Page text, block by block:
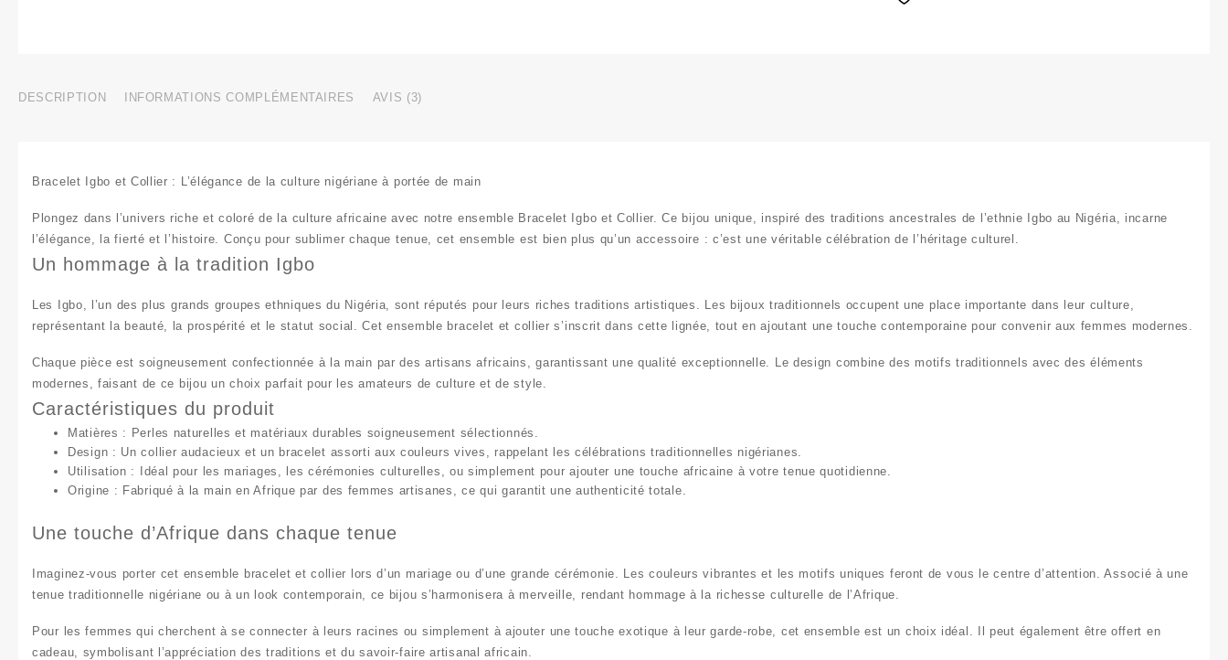
DESCRIPTION INFORMATIONS COMPLÉMENTAIRES AVIS (3)
Bracelet Igbo et Collier : L’élégance de la culture nigériane à portée de main
Plongez dans l’univers riche et coloré de la culture africaine avec notre ensemble Bracelet Igbo et Collier. Ce bijou unique, inspiré des traditions ancestrales de l’ethnie Igbo au Nigéria, incarne
l’élégance, la fierté et l’histoire. Conçu pour sublimer chaque tenue, cet ensemble est bien plus qu’un accessoire : c’est une véritable célébration de l’héritage culturel.
Un hommage à la tradition Igbo
Les Igbo, l’un des plus grands groupes ethniques du Nigéria, sont réputés pour leurs riches traditions artistiques. Les bijoux traditionnels occupent une place importante dans leur culture,
représentant la beauté, la prospérité et le statut social. Cet ensemble bracelet et collier s’inscrit dans cette lignée, tout en ajoutant une touche contemporaine pour convenir aux femmes modernes.
Chaque pièce est soigneusement confectionnée à la main par des artisans africains, garantissant une qualité exceptionnelle. Le design combine des motifs traditionnels avec des éléments
modernes, faisant de ce bijou un choix parfait pour les amateurs de culture et de style.
Caractéristiques du produit
Matières : Perles naturelles et matériaux durables soigneusement sélectionnés.
Design : Un collier audacieux et un bracelet assorti aux couleurs vives, rappelant les célébrations traditionnelles nigérianes.
Utilisation : Idéal pour les mariages, les cérémonies culturelles, ou simplement pour ajouter une touche africaine à votre tenue quotidienne.
Origine : Fabriqué à la main en Afrique par des femmes artisanes, ce qui garantit une authenticité totale.
Une touche d’Afrique dans chaque tenue
Imaginez-vous porter cet ensemble bracelet et collier lors d’un mariage ou d’une grande cérémonie. Les couleurs vibrantes et les motifs uniques feront de vous le centre d’attention. Associé à une
tenue traditionnelle nigériane ou à un look contemporain, ce bijou s’harmonisera à merveille, rendant hommage à la richesse culturelle de l’Afrique.
Pour les femmes qui cherchent à se connecter à leurs racines ou simplement à ajouter une touche exotique à leur garde-robe, cet ensemble est un choix idéal. Il peut également être offert en
cadeau, symbolisant l’appréciation des traditions et du savoir-faire artisanal africain.